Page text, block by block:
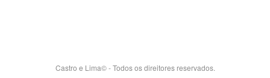
Castro e Lima© - Todos os direitores reservados.